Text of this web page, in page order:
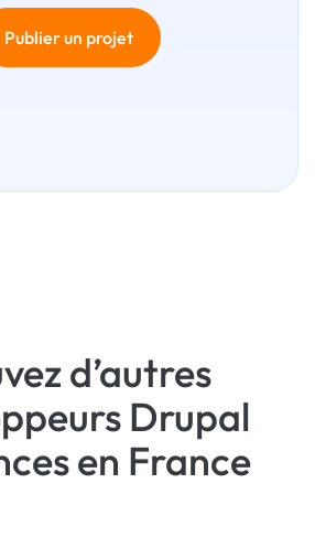
Publier un projet
d’autres
Drupal
en France